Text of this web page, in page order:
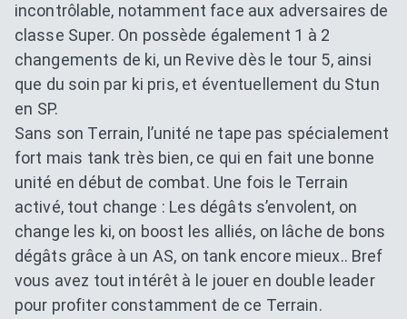
incontrôlable, notamment face aux adversaires de
classe Super. On possède également 1 à 2
changements de ki, un Revive dès le tour 5, ainsi
que du soin par ki pris, et éventuellement du Stun
en SP.
Sans son Terrain, l’unité ne tape pas spécialement
fort mais tank très bien, ce qui en fait une bonne
unité en début de combat. Une fois le Terrain
activé, tout change : Les dégâts s’envolent, on
change les ki, on boost les alliés, on lâche de bons
dégâts grâce à un AS, on tank encore mieux.. Bref
vous avez tout intérêt à le jouer en double leader
pour profiter constamment de ce Terrain.